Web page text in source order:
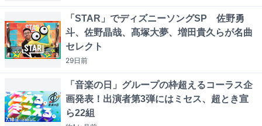
「STAR」でディズニーソングSP 佐野勇
斗、佐野晶哉、髙塚大夢、増田貴久らが名曲
セレクト
29日前
「音楽の日」グループの枠超えるコーラス企
画発表！出演者第3弾にはミセス、超とき宣
ら22組